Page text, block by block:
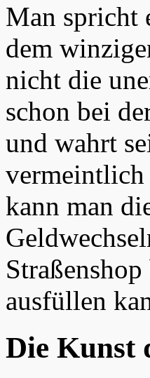
Man spricht
dem
nicht die
schon bei
und wahrt
vermeintlich
kann man
ausfüllen
Die Kunst